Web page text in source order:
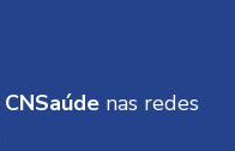
CNSaúdenas redes